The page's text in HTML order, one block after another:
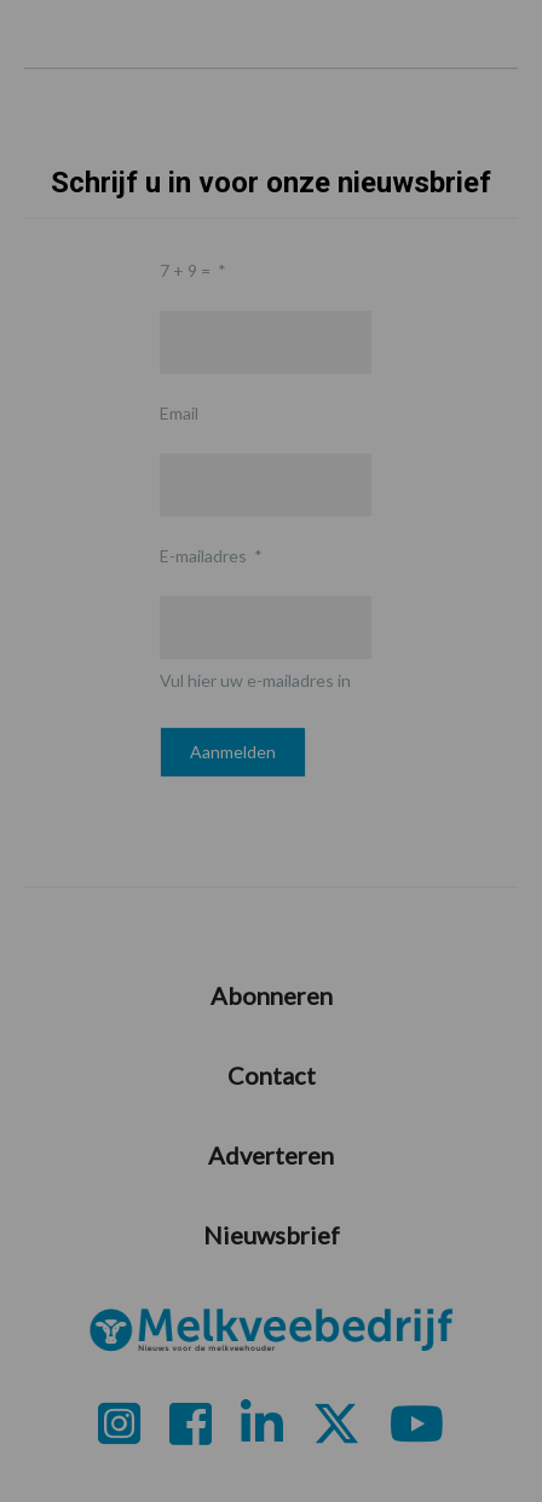
Schrijf u in voor onze nieuwsbrief
7 + 9 = *
Email
E-mailadres *
Vul hier uw e-mailadres in
Abonneren
Contact
Adverteren
Nieuwsbrief